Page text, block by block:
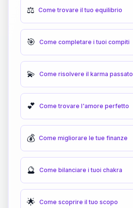
⚖️ Come trovare il tuo equilibrio
🎯 Come completare i tuoi compiti
💫 Come risolvere il karma passato
💕 Come trovare l'amore perfetto
💰 Come migliorare le tue finanze
🔮 Come bilanciare i tuoi chakra
🌟 Come scoprire il tuo scopo